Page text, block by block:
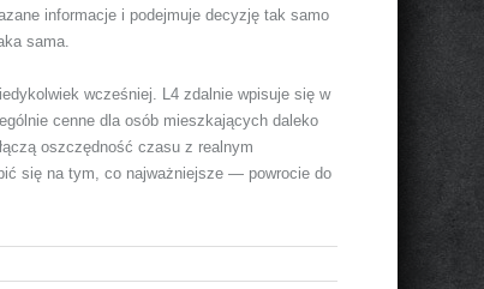
informacje i podejmuje decyzję tak samo
sama.
wcześniej. L4 zdalnie wpisuje się w
cenne dla osób mieszkających daleko
oszczędność czasu z realnym
się na tym, co najważniejsze — powrocie do